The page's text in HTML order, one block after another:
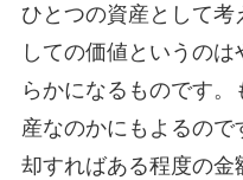
ひとつの資産として考
しての価値というの
らかになるものです
産なのかにもよるの
却すればある程度の金